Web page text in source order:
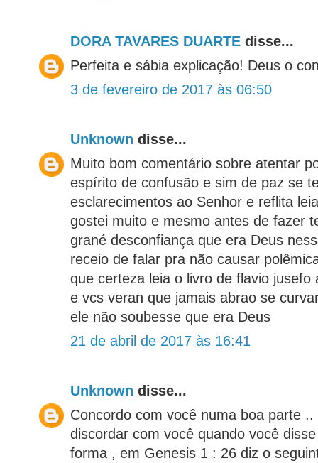
DORA TAVARES DUARTE disse...
Perfeita e sábia explicação! Deus o
3 de fevereiro de 2017 às 06:50
Unknown disse...
Muito bom comentário sobre atentar
espírito de confusão e sim de paz se
esclarecimentos ao Senhor e reflita
gostei muito e mesmo antes de fazer
grané desconfiança que era Deus
receio de falar pra não causar
que certeza leia o livro de flavio jusefo
e vcs veran que jamais abrao se
ele não soubesse que era Deus
21 de abril de 2017 às 16:41
Unknown disse...
Concordo com você numa boa parte
discordar com você quando você
forma , em Genesis 1 : 26 diz o